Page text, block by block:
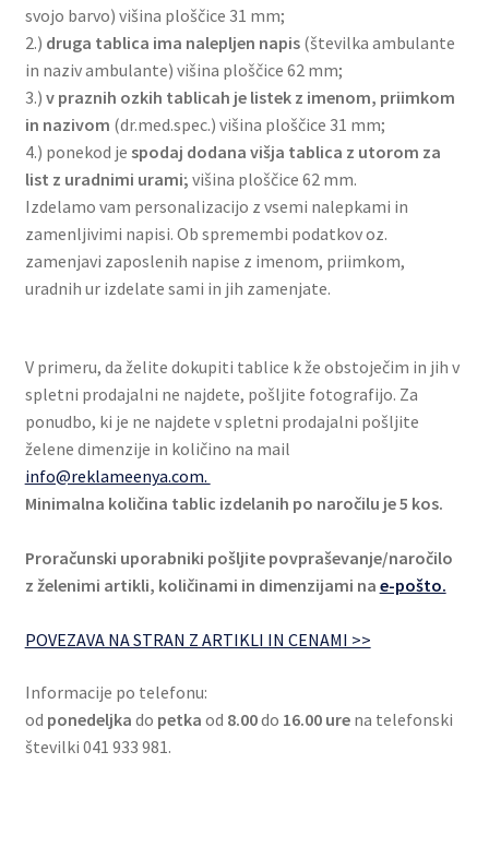
svojo barvo) višina ploščice 31 mm;
2.) druga tablica ima nalepljen napis(številka ambulante
in naziv ambulante) višina ploščice 62 mm;
3.) v praznih ozkih tablicah je listek z imenom, priimkom
in nazivom (dr.med.spec.) višina ploščice 31 mm;
4.) ponekod je spodaj dodana višja tablica z utorom za
list z uradnimi urami; višina ploščice 62 mm.
Izdelamo vam personalizacijo z vsemi nalepkami in
zamenljivimi napisi. Ob spremembi podatkov oz.
zamenjavi zaposlenih napise z imenom, priimkom,
uradnih ur izdelate sami in jih zamenjate.
V primeru, da želite dokupiti tablice k že obstoječim in jih v
spletni prodajalni ne najdete, pošljite fotografijo. Za
ponudbo, ki je ne najdete v spletni prodajalni pošljite
želene dimenzije in količino na mail
info@reklameenya.com.
Minimalna količina tablic izdelanih po naročilu je 5 kos.
Proračunski uporabniki pošljite povpraševanje/naročilo
z želenimi artikli, količinami in dimenzijami na e-pošto.
POVEZAVA NA STRAN Z ARTIKLI IN CENAMI >>
Informacije po telefonu:
od ponedeljka do petka od 8.00do 16.00 ure na telefonski
številki 041 933 981.